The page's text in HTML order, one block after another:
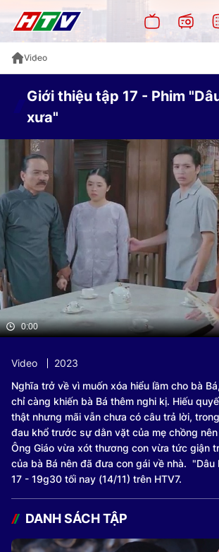
Video
Giới thiệu tập 17 - Phim
xưa"
0:00
Video
2023
Nghĩa trở về vì muốn xóa hiểu lầm cho bà
chỉ càng khiến bà Bá thêm nghi kị. Hiếu
thật nhưng mãi vẫn chưa có câu trả lời,
đau khổ trước sự dằn vặt của mẹ chồng
Ông Giáo vừa xót thương con vừa tức giận
của bà Bá nên đã đưa con gái về nhà. "Dâu
17 - 19g30 tối nay (14/11) trên HTV7.
DANH SÁCH TẬP